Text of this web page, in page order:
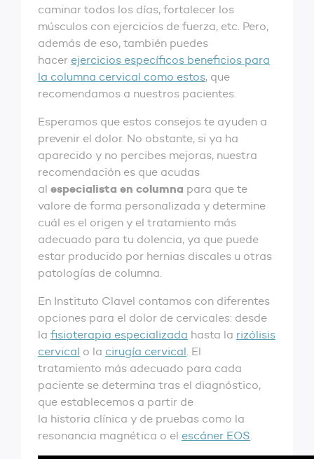
caminar todos los días, fortalecer los
músculos con ejercicios de fuerza, etc. Pero,
además de eso, también puedes
hacer ejercicios específicos beneficios para
la columna cervical como estos, que
recomendamos a nuestros pacientes.
Esperamos que estos consejos te ayuden a
prevenir el dolor. No obstante, si ya ha
aparecido y no percibes mejoras, nuestra
recomendación es que acudas
al especialista en columna para que te
valore de forma personalizada y determine
cuál es el origen y el tratamiento más
adecuado para tu dolencia, ya que puede
estar producido por hernias discales u otras
patologías de columna.
En Instituto Clavel contamos con diferentes
opciones para el dolor de cervicales: desde
la fisioterapia especializada hasta la rizólisis
cervical o la cirugía cervical. El
tratamiento más adecuado para cada
paciente se determina tras el diagnóstico,
que establecemos a partir de
la historia clínica y de pruebas como la
resonancia magnética o el escáner EOS.